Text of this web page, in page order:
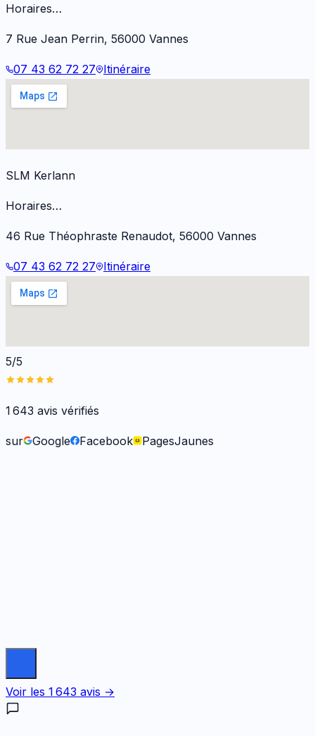
Horaires…
7 Rue Jean Perrin, 56000 Vannes
07 43 62 72 27 Itinéraire
SLM Kerlann
Horaires…
46 Rue Théophraste Renaudot, 56000 Vannes
07 43 62 72 27 Itinéraire
5/5
1 643 avis vérifiés
sur Google Facebook PagesJaunes
Voir les 1 643 avis →